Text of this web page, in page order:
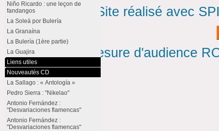
Niño Ricardo : une leçon de
fandangos
La Soleá por Bulería
La Granaína
La Bulería (1ère partie)
La Guajira
Liens utiles
Nouveautés CD
La Sallago : « Antología »
Pedro Sierra : "Nikelao"
Antonio Fernández :
"Desvariaciones flamencas"
Antonio Fernández :
"Desvariaciones flamencas"
Site réalisé avec
Mesure d'audience